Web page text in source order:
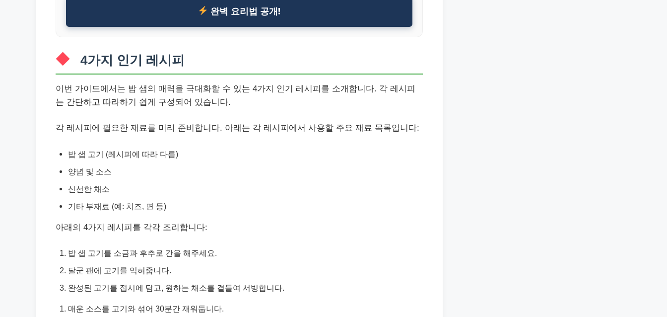
완벽 요리법 공개!
4가지 인기 레시피
이번 가이드에서는 밥 샙의 매력을 극대화할 수 있는 4가지 인기 레시피를 소개합니다. 각 레시피
는 간단하고 따라하기 쉽게 구성되어 있습니다.
각 레시피에 필요한 재료를 미리 준비합니다. 아래는 각 레시피에서 사용할 주요 재료 목록입니다:
밥 샙 고기 (레시피에 따라 다름)
양념 및 소스
신선한 채소
기타 부재료 (예: 치즈, 면 등)
아래의 4가지 레시피를 각각 조리합니다:
밥 샙 고기를 소금과 후추로 간을 해주세요.
달군 팬에 고기를 익혀줍니다.
완성된 고기를 접시에 담고, 원하는 채소를 곁들여 서빙합니다.
매운 소스를 고기와 섞어 30분간 재워둡니다.